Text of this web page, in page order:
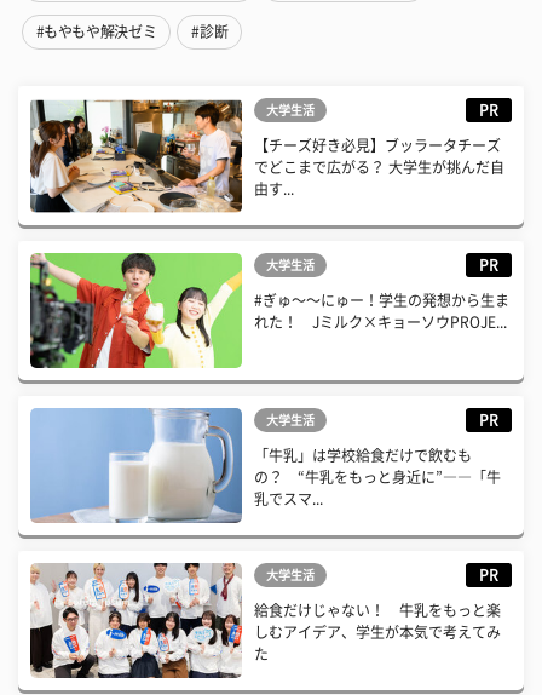
#もやもや解決ゼミ #診断
大学生活 PR
【チーズ好き必見】ブッラータチーズ
でどこまで広がる？ 大学生が挑んだ自
由す...
大学生活 PR
#ぎゅ〜〜にゅー！学生の発想から生ま
れた！ Jミルク×キョーソウPROJE...
大学生活 PR
「牛乳」は学校給食だけで飲むも
の？ “牛乳をもっと身近に”――「牛
乳でスマ...
大学生活 PR
給食だけじゃない！ 牛乳をもっと楽
しむアイデア、学生が本気で考えてみ
た